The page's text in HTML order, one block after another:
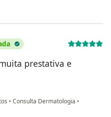
prestativa e
• Consulta Dermatologia •